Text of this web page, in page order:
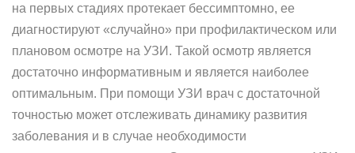
на первых стадиях протекает бессимптомно, ее
диагностируют «случайно» при профилактическом или
плановом осмотре на УЗИ. Такой осмотр является
достаточно информативным и является наиболее
оптимальным. При помощи УЗИ врач с достаточной
точностью может отслеживать динамику развития
заболевания и в случае необходимости